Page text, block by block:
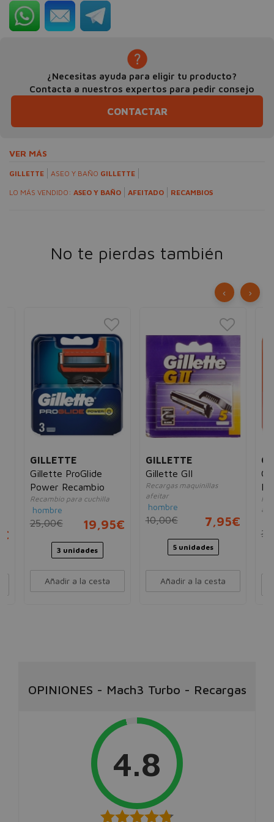
¿Necesitas ayuda para eligir tu producto?
Contacta a nuestros expertos para pedir consejo
CONTACTAR
VER MÁS
GILLETTE ASEO Y BAÑO GILLETTE
LO MÁS VENDIDO: ASEO Y BAÑO AFEITADO RECAMBIOS
No te pierdas también
GILLETTE
Gillette ProGlide
Power Recambio
Recambio para cuchilla
hombre
25,00€ 19,95€
3 unidades
Añadir a la cesta
GILLETTE
Gillette GII
Recargas maquinillas
afeitar
hombre
10,00€ 7,95€
5 unidades
Añadir a la cesta
‹ ›
OPINIONES - Mach3 Turbo - Recargas
4.8